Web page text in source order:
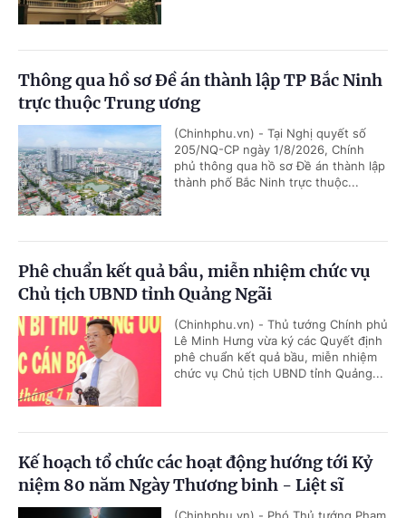
Thông qua hồ sơ Đề án thành lập TP Bắc Ninh
trực thuộc Trung ương
(Chinhphu.vn) - Tại Nghị quyết số
205/NQ-CP ngày 1/8/2026, Chính
phủ thông qua hồ sơ Đề án thành lập
thành phố Bắc Ninh trực thuộc...
Phê chuẩn kết quả bầu, miễn nhiệm chức vụ
Chủ tịch UBND tỉnh Quảng Ngãi
(Chinhphu.vn) - Thủ tướng Chính phủ
Lê Minh Hưng vừa ký các Quyết định
phê chuẩn kết quả bầu, miễn nhiệm
chức vụ Chủ tịch UBND tỉnh Quảng...
Kế hoạch tổ chức các hoạt động hướng tới Kỷ
niệm 80 năm Ngày Thương binh - Liệt sĩ